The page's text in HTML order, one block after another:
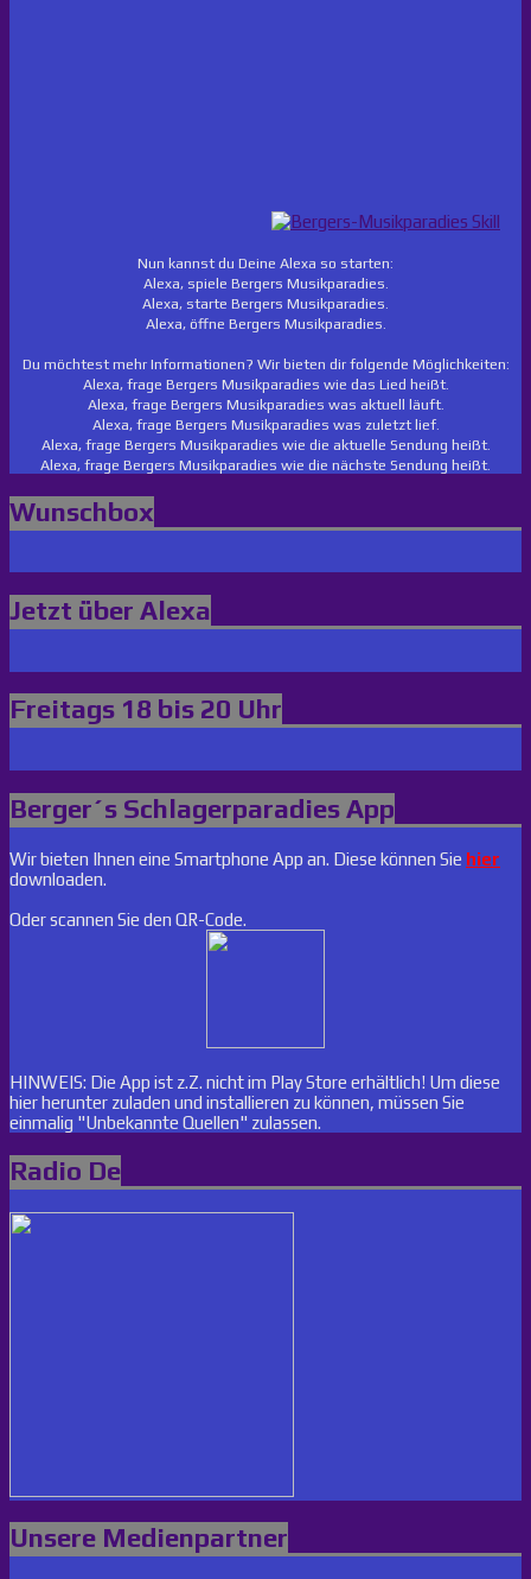
Nun kannst du Deine Alexa so starten:
Alexa, spiele Bergers Musikparadies.
Alexa, starte Bergers Musikparadies.
Alexa, öffne Bergers Musikparadies.
Du möchtest mehr Informationen? Wir bieten dir folgende Möglichkeiten:
Alexa, frage Bergers Musikparadies wie das Lied heißt.
Alexa, frage Bergers Musikparadies was aktuell läuft.
Alexa, frage Bergers Musikparadies was zuletzt lief.
Alexa, frage Bergers Musikparadies wie die aktuelle Sendung heißt.
Alexa, frage Bergers Musikparadies wie die nächste Sendung heißt.
Wunschbox
Jetzt über Alexa
Freitags 18 bis 20 Uhr
Berger´s Schlagerparadies App
Wir bieten Ihnen eine Smartphone App an. Diese können Sie hier
downloaden.
Oder scannen Sie den QR-Code.
HINWEIS: Die App ist z.Z. nicht im Play Store erhältlich! Um diese
hier herunter zuladen und installieren zu können, müssen Sie
einmalig "Unbekannte Quellen" zulassen.
Radio De
Unsere Medienpartner